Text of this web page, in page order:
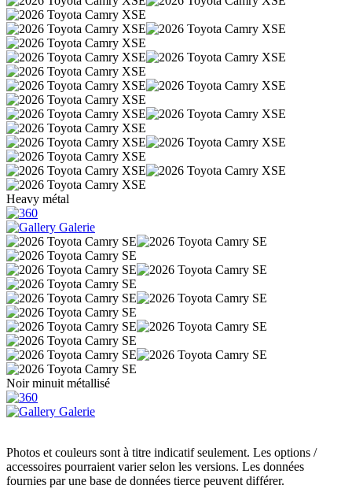
Heavy métal
Galerie
Noir minuit métallisé
Galerie
Photos et couleurs sont à titre indicatif seulement. Les options /
accessoires pourraient varier selon les versions. Les données
fournies par une base de données tierce peuvent différer.